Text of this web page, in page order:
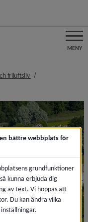
MENY
friluftsliv nivå i
i brödsmulenavigeringen
bättre webbplats för
grundfunktioner
kunna erbjuda dig
av text. Vi hoppas att
Du kan ändra vilka